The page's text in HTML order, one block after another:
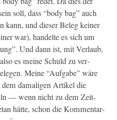
soll, dass “body bag” auch
kann, und dieser Beleg kein­er
war), han­delte es sich um
Und dann ist, mit Ver­laub,
es meine Schuld zu ver­
Meine “Auf­gabe” wäre
dem dama­li­gen Artikel die
— wenn nicht zu dem Zeit­
hätte, schon die Kom­men­tar­